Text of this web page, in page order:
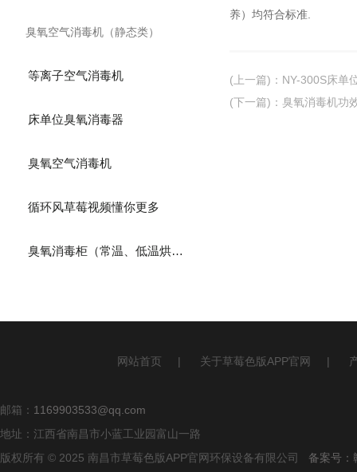
臭氧空气消毒机（静态类）
等离子空气消毒机
床单位臭氧消毒器
臭氧空气消毒机
循环风草莓视频懂你更多
臭氧消毒柜（常温、低温烘干）
养）均符合标准.
(上一篇) ： NY-300S床单
(下一篇) ： 臭氧消毒机功
网站首页 | 关于草莓色版APP官网 |
邮箱： 1169903533@qq.com
地址：江西省南昌市小蓝工业园富山一路
版权所有 © 2025 南昌市草莓色版APP官网环保设备有限公司 备案号